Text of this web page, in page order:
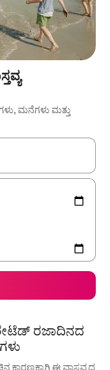
ಮನೆಗಳು ಮತ್ತು
ಬಾಣದ ಕೀಲಿಗಳೊಂದಿಗೆ
ರಜಾದಿನದ
ಕಾರಣಕ್ಕಾಗಿ ಈ ವಾಸ್ತವ್ಯದ